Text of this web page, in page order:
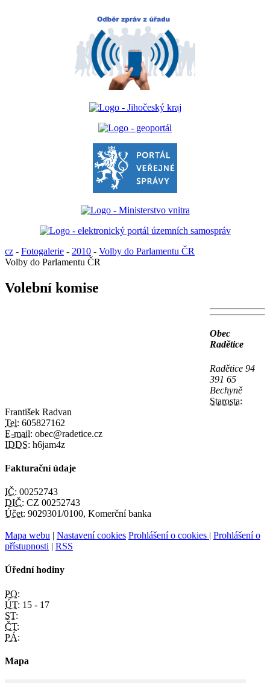
cz - Fotogalerie - 2010 - Volby do Parlamentu ČR
Volby do Parlamentu ČR
Volební komise
Obec
Radětice
Radětice 94
391 65
Bechyně
Starosta:
František Radvan
Tel: 605827162
E-mail: obec@radetice.cz
IDDS: h6jam4z
Fakturační údaje
IČ: 00252743
DIČ: CZ 00252743
Účet: 9029301/0100, Komerční banka
Mapa webu | Nastavení cookies Prohlášení o cookies | Prohlášení o
přístupnosti | RSS
Úřední hodiny
PO:
ÚT: 15 - 17
ST:
ČT:
PÁ:
Mapa